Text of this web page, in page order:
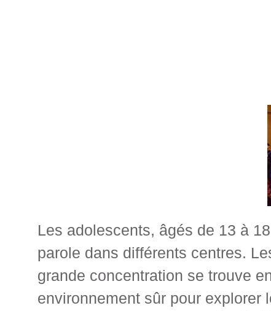
Les adolescents, âgés de 13 à
parole dans différents centres.
grande concentration se trouve
environnement sûr pour explorer